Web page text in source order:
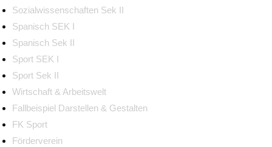
Sozialwissenschaften Sek II
Spanisch SEK I
Spanisch Sek II
Sport SEK I
Sport Sek II
Wirtschaft & Arbeitswelt
Fallbeispiel Darstellen & Gestalten
FK Sport
Förderverein